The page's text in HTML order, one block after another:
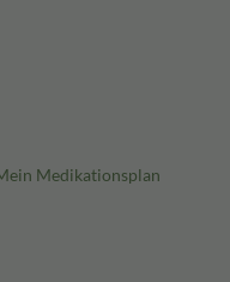
Medikationsplan